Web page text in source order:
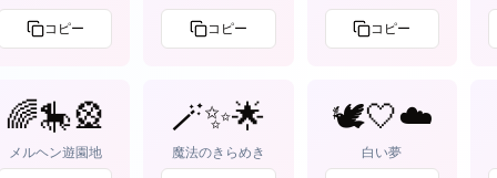
コピー
コピー
コピー
🌈🎠🎡
メルヘン遊園地
🪄✨🌟
魔法のきらめき
🕊️🤍☁️
白い夢